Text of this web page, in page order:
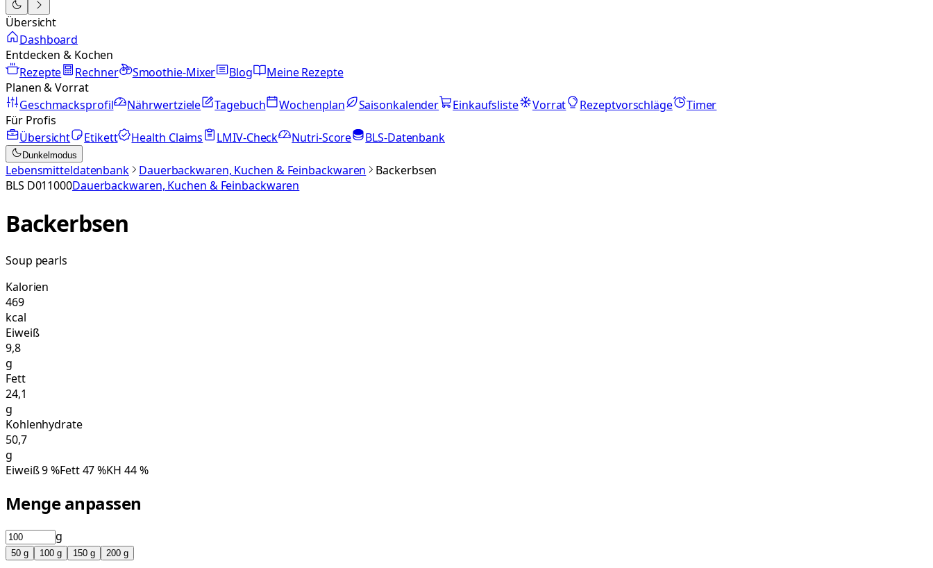
Übersicht
Dashboard
Entdecken & Kochen
Rezepte
Rechner Smoothie-Mixer Blog
Meine Rezepte
Planen & Vorrat
Geschmacksprofil
Nährwertziele Tagebuch Wochenplan Saisonkalender Einkaufsliste Vorrat Rezeptvorschläge
Timer
Für Profis
Übersicht
Etikett Health Claims LMIV-Check Nutri-Score BLS-Datenbank
Dunkelmodus
Lebensmitteldatenbank Dauerbackwaren, Kuchen & Feinbackwaren
Backerbsen
BLS D011000Dauerbackwaren, Kuchen & Feinbackwaren
Backerbsen
Soup pearls
Kalorien
469
kcal
Eiweiß
9,8
g
Fett
24,1
g
Kohlenhydrate
50,7
g
Eiweiß9%Fett47%KH 44%
Menge anpassen
g
50 g 100 g 150 g 200 g